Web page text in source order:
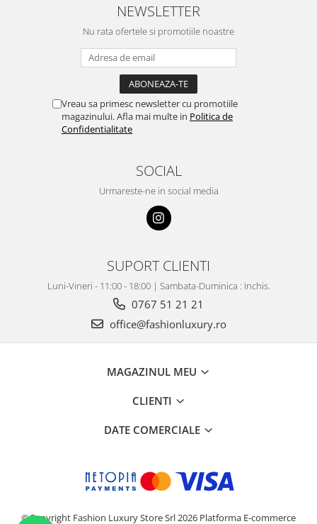
NEWSLETTER
Nu rata ofertele si promotiile noastre
Vreau sa primesc newsletter cu promotiile
magazinului. Afla mai multe in Politica de
Confidentialitate
SOCIAL
Urmareste-ne in social media
SUPORT CLIENTI
Luni-Vineri - 11:00 - 18:00 | Sambata-Duminica : Inchis.
0767 51 21 21
office@fashionluxury.ro
MAGAZINUL MEU
CLIENTI
DATE COMERCIALE
©Copyright Fashion Luxury Store Srl 2026 Platforma E-commerce